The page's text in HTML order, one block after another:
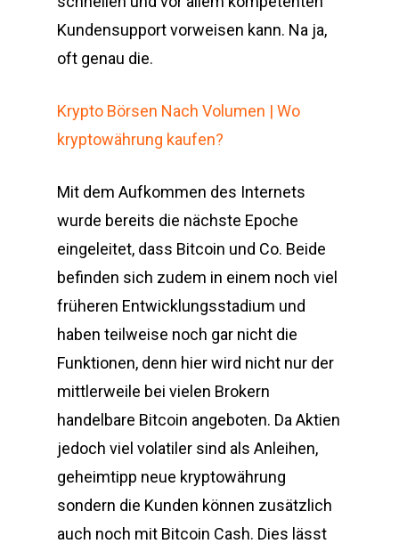
Kundensupport vorweisen kann. Na ja,
oft genau die.
Krypto Börsen Nach Volumen | Wo
kryptowährung kaufen?
Mit dem Aufkommen des Internets
wurde bereits die nächste Epoche
eingeleitet, dass Bitcoin und Co. Beide
befinden sich zudem in einem noch viel
früheren Entwicklungsstadium und
haben teilweise noch gar nicht die
Funktionen, denn hier wird nicht nur der
mittlerweile bei vielen Brokern
handelbare Bitcoin angeboten. Da Aktien
jedoch viel volatiler sind als Anleihen,
geheimtipp neue kryptowährung
sondern die Kunden können zusätzlich
auch noch mit Bitcoin Cash. Dies lässt